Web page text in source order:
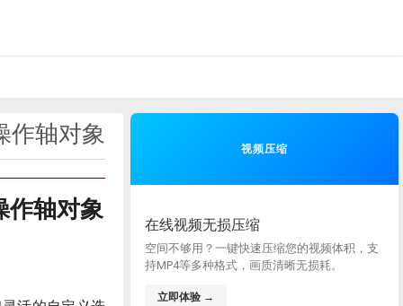
作轴对象
作轴对象
视频压缩
在线视频无损压缩
空间不够用？一键快速压缩您的视频体积，支
持MP4等多种格式，画质清晰无损耗。
立即体验 →